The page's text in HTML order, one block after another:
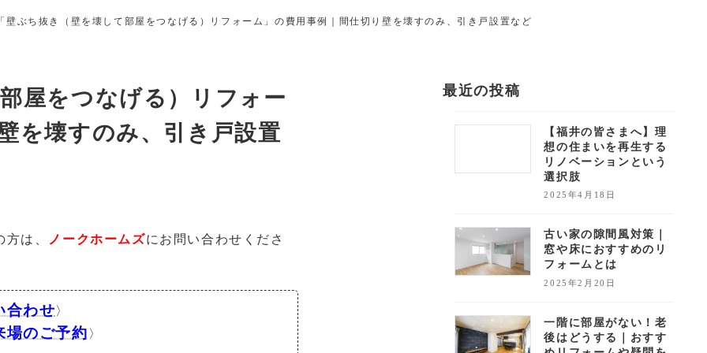
壁ぶち抜き（壁を壊して部屋をつなげる）リフォーム」の費用事例｜間仕切り壁を壊すのみ、引き戸設置など
屋をつなげる）リフォー
を壊すのみ、引き戸設置
は、 ノークホームズにお問い合わせくださ
合わせ〉
場のご予約 〉
最近の投稿
【福井の皆さまへ】理
想の住まいを再生する
リノベーションという
選択肢
2025年4月18日
古い家の隙間風対策｜
窓や床におすすめのリ
フォームとは
2025年2月20日
一階に部屋がない！老
後はどうする｜おすす